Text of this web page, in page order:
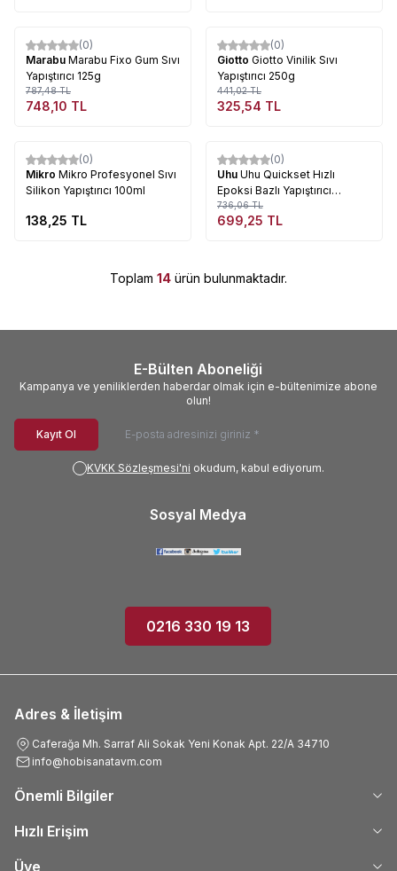
%5
(0)
Marabu Marabu Fixo Gum Sıvı
Yapıştırıcı 125g
787,48TL
748,10 TL
%26
(0)
Giotto Giotto Vinilik Sıvı
Yapıştırıcı 250g
441,02TL
325,54 TL
(0)
Mikro Mikro Profesyonel Sıvı
Silikon Yapıştırıcı 100ml
138,25 TL
%5
(0)
Uhu Uhu Quickset Hızlı
Epoksi Bazlı Yapıştırıcı
(Uhu40608)
736,06TL
699,25 TL
Toplam 14 ürün bulunmaktadır.
E-Bülten Aboneliği
Kampanya ve yeniliklerden haberdar olmak için e-bültenimize abone
olun!
Kayıt Ol
KVKK Sözleşmesi'ni okudum, kabul ediyorum.
Sosyal Medya
0216 330 19 13
Adres & İletişim
Caferağa Mh. Sarraf Ali Sokak Yeni Konak Apt. 22/A 34710
info@hobisanatavm.com
Önemli Bilgiler
Hızlı Erişim
Üye